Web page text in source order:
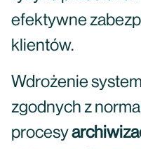
efektywne
klientów.
Wdrożenie
zgodnych z
procesy